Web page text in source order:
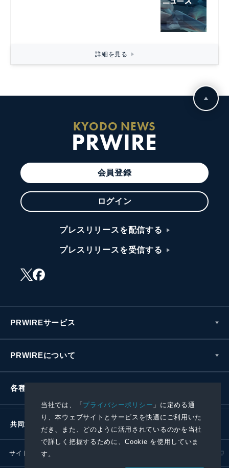
当社では、「プライバシーポリシー 」に定める通
り、本ウェブサイトとサービスを快適にご利用いた
だき、また、どのように活用されているのかを当社
で詳しく把握するために、Cookie を使用していま
す。
詳細を見る
KYODO NEWS
PRWIRE
会員登録
ログイン
プレスリリースを配信する
プレスリリースを受信する
PRWIREサービス
PRWIREについて
各種お問い合わせ
共同通信社グループ
サイトポリシー